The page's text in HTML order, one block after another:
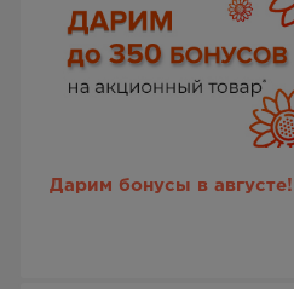
Дарим бонусы в августе!